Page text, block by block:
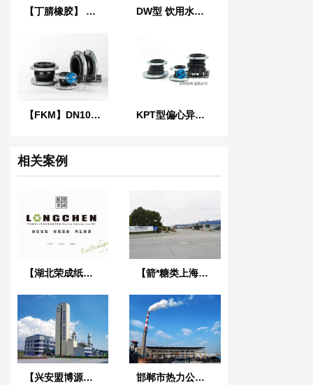
【丁腈橡胶】 LO型NBR液压耐油橡胶接头 DW型 饮用水橡胶软接头
【FKM】DN100氟橡胶挠性接管 KPT型偏心异径橡胶接头
相关案例
【湖北荣成纸业】316L橡胶接头合同案例 【箭*糖类上海工厂】橡胶接头合同
【兴安盟博源化学项目】橡胶接头合同案例 邯郸市热力公司中华分公司【选择】耐高温橡胶接头